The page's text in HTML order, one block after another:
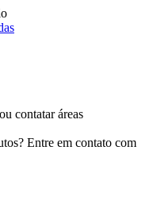
contatar áreas
Entre em contato com